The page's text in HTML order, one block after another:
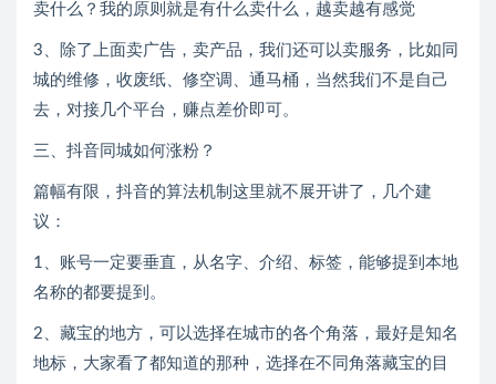
卖什么？我的原则就是有什么卖什么，越卖越有感觉
3、除了上面卖广告，卖产品，我们还可以卖服务，比如同
城的维修，收废纸、修空调、通马桶，当然我们不是自己
去，对接几个平台，赚点差价即可。
三、抖音同城如何涨粉？
篇幅有限，抖音的算法机制这里就不展开讲了，几个建
议：
1、账号一定要垂直，从名字、介绍、标签，能够提到本地
名称的都要提到。
2、藏宝的地方，可以选择在城市的各个角落，最好是知名
地标，大家看了都知道的那种，选择在不同角落藏宝的目